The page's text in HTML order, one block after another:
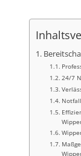
24/7